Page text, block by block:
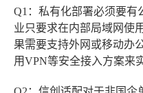
Q1：私有化部署必须要有
业只要求在内部局域网使
果需要支持外网或移动办
用VPN等安全接入方案来